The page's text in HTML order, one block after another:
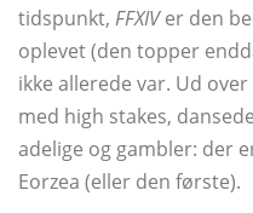
tidspunkt, FFXIVer den
oplevet (den topper
ikke allerede var. Ud
med high stakes,
adelige og gambler: der
Eorzea (eller den første).